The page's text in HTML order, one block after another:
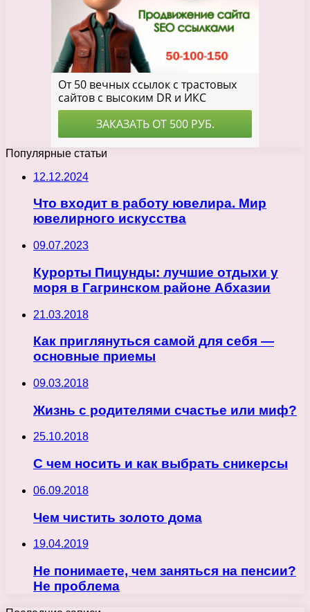
Популярные статьи
12.12.2024
Что входит в работу ювелира. Мир
ювелирного искусства
09.07.2023
Курорты Пицунды: лучшие отдыхи у
моря в Гагринском районе Абхазии
21.03.2018
Как приглянуться самой для себя —
основные приемы
09.03.2018
Жизнь с родителями счастье или миф?
25.10.2018
С чем носить и как выбрать сникерсы
06.09.2018
Чем чистить золото дома
19.04.2019
Не понимаете, чем заняться на пенсии?
Не проблема